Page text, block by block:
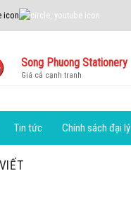
Song Phuong Stationery
Giá cả cạnh tranh
Tin tức Chính sách đại lý